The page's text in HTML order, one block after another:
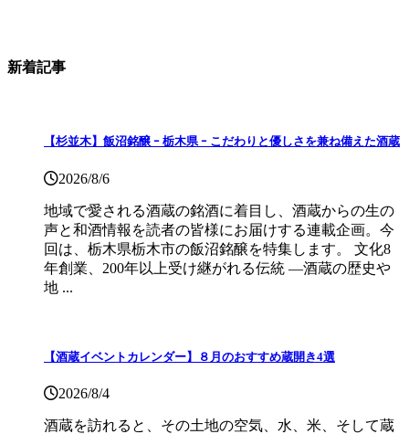
新着記事
【杉並木】飯沼銘醸 ｰ 栃木県 ｰ こだわりと優しさを兼ね備えた酒蔵
2026/8/6
地域で愛される酒蔵の銘酒に着目し、酒蔵からの生の
声と和酒情報を読者の皆様にお届けする連載企画。今
回は、栃木県栃木市の飯沼銘醸を特集します。 文化8
年創業、200年以上受け継がれる伝統 ―酒蔵の歴史や
地 ...
【酒蔵イベントカレンダー】８月のおすすめ蔵開き4選
2026/8/4
酒蔵を訪れると、その土地の空気、水、米、そして蔵